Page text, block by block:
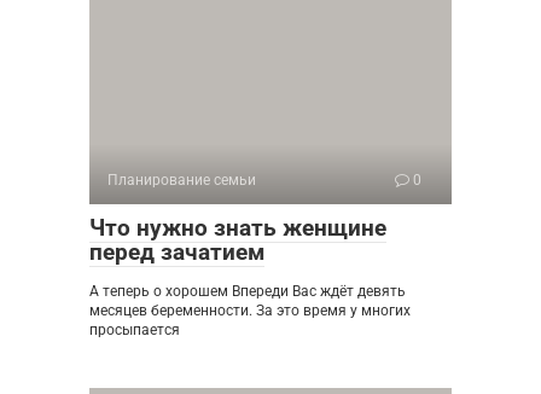
Планирование семьи 0
Что нужно знать женщине
перед зачатием
А теперь о хорошем Впереди Вас ждёт девять
месяцев беременности. За это время у многих
просыпается